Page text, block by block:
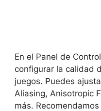
En el Panel de
configurar la calidad
juegos. Puedes
Aliasing, Anisotropic
más.